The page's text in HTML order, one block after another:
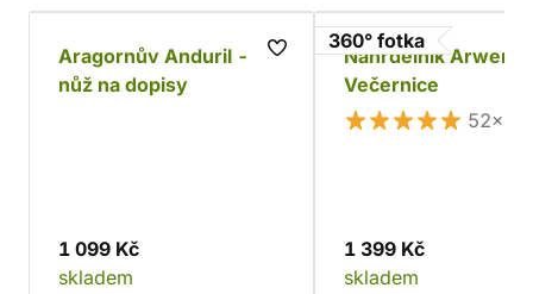
Aragornův Anduril -
nůž na dopisy
1 099 Kč
skladem
360° fotka
Náhrdelník Arwen
Večernice
52×
1 399 Kč
skladem